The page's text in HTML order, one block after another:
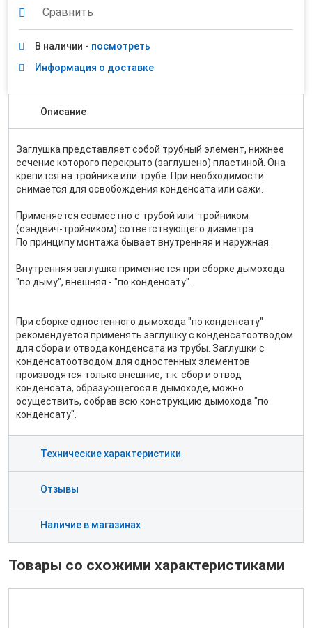
Сравнить
В наличии - посмотреть
Информация о доставке
Описание
Заглушка представляет собой трубный элемент, нижнее
сечение которого перекрыто (заглушено) пластиной. Она
крепится на тройнике или трубе. При необходимости
снимается для освобождения конденсата или сажи.
Применяется совместно с трубой или тройником
(сэндвич-тройником) сответствующего диаметра.
По принципу монтажа бывает внутренняя и наружная.
Внутренняя заглушка применяется при сборке дымохода
"по дыму", внешняя - "по конденсату".
При сборке одностенного дымохода "по конденсату"
рекомендуется применять заглушку с конденсатоотводом
для сбора и отвода конденсата из трубы. Заглушки с
конденсатоотводом для одностенных элементов
производятся только внешние, т.к. сбор и отвод
конденсата, образующегося в дымоходе, можно
осуществить, собрав всю конструкцию дымохода "по
конденсату".
Технические характеристики
Отзывы
Наличие в магазинах
Товары со схожими характеристиками